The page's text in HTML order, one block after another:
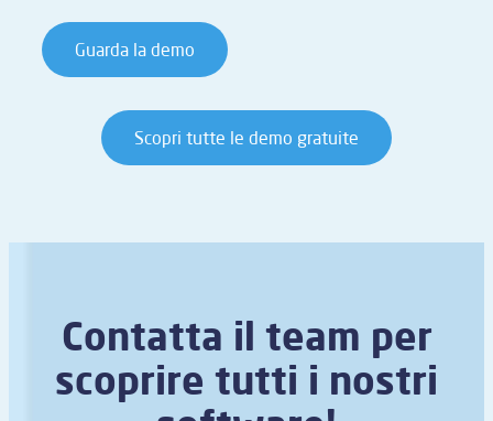
Guarda la demo
Scopri tutte le demo gratuite
Contatta il team per
scoprire tutti i nostri